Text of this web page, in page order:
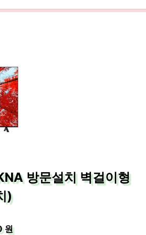
방문설치 벽걸이형
)
원